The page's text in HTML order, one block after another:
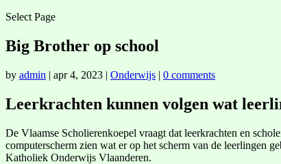
Select Page
Big Brother op school
by admin | apr 4, 2023 | Onderwijs | 0 comments
Leerkrachten kunnen volgen wat
De Vlaamse Scholierenkoepel vraagt dat leerkrachten en
computerscherm zien wat er op het scherm van de leerlingen
Katholiek Onderwijs Vlaanderen.